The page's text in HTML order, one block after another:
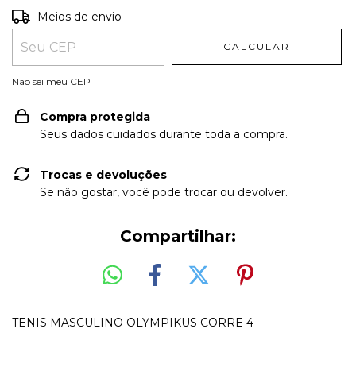
Entregas para o CEP:
Meios de envio
CALCULAR
Não sei meu CEP
Compra protegida
Seus dados cuidados durante toda a compra.
Trocas e devoluções
Se não gostar, você pode trocar ou devolver.
Compartilhar:
TENIS MASCULINO OLYMPIKUS CORRE 4